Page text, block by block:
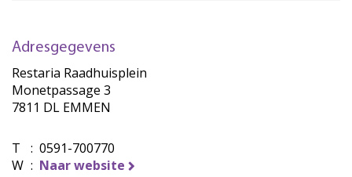
Adresgegevens
Restaria Raadhuisplein
Monetpassage 3
7811 DL EMMEN
T : 0591-700770
W : Naar website